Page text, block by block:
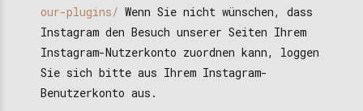
our-plugins/ Wenn Sie nicht wünschen, dass
Instagram den Besuch unserer Seiten Ihrem
Instagram-Nutzerkonto zuordnen kann, loggen
Sie sich bitte aus Ihrem Instagram-
Benutzerkonto aus.